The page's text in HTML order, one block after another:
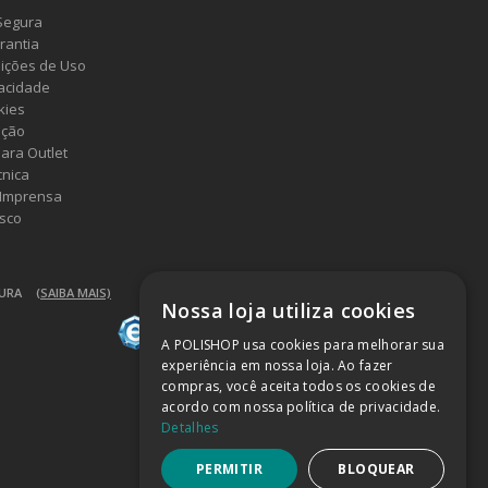
de Uso
Outlet
(SAIBA MAIS)
Nossa loja utiliza cookies
A POLISHOP usa cookies para melhorar sua
experiência em nossa loja. Ao fazer
compras, você aceita todos os cookies de
acordo com nossa política de privacidade.
Detalhes
PERMITIR BLOQUEAR